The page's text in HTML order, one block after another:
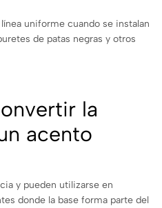
uniforme cuando se instalan
de patas negras y otros
la
acento
y pueden utilizarse en
donde la base forma parte del